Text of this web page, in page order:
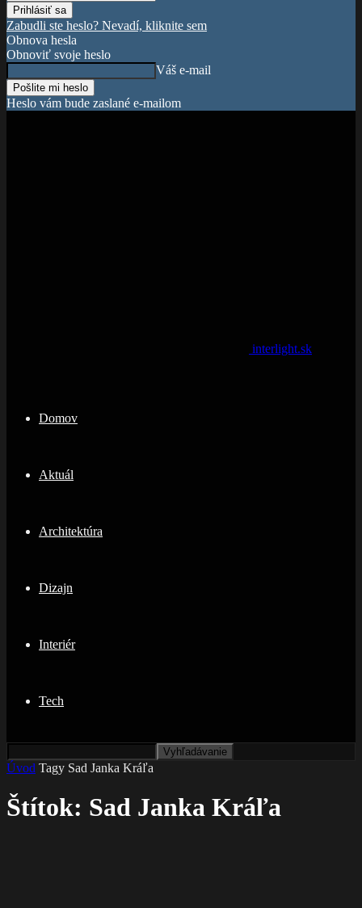
Zabudli ste heslo? Nevadí, kliknite sem
Obnova hesla
Obnoviť svoje heslo
Váš e-mail
Heslo vám bude zaslané e-mailom
interlight.sk
Domov
Aktuál
Architektúra
Dizajn
Interiér
Tech
Úvod Tagy Sad Janka Kráľa
Štítok: Sad Janka Kráľa